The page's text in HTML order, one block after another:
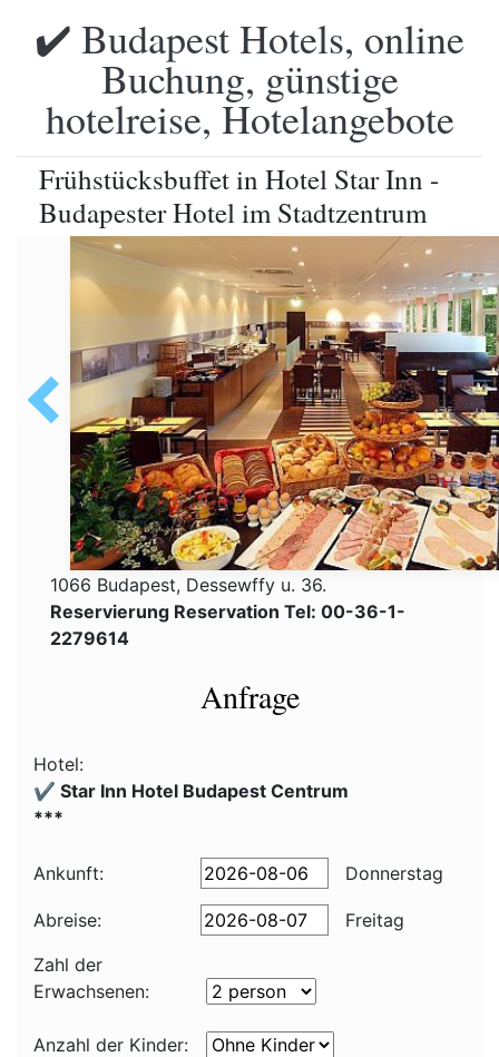
✔️ Budapest Hotels, online
Buchung, günstige
hotelreise, Hotelangebote
Frühstücksbuffet in Hotel Star Inn -
Budapester Hotel im Stadtzentrum
1066 Budapest, Dessewffy u. 36.
Reservierung Reservation Tel: 00-36-1-
2279614
Anfrage
Hotel:
✔️ Star Inn Hotel Budapest Centrum
***
Ankunft: Donnerstag
Abreise:
Freitag
Zahl der
Erwachsenen:
Anzahl der Kinder: